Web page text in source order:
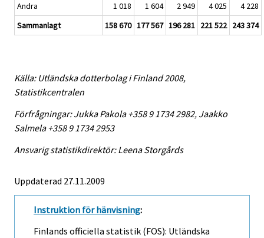
Andra 1 018 1 604 2 949 4 025
4 228
Sammanlagt
158 670 177 567 196 281 221 522 243 374
Källa: Utländska dotterbolag i Finland 2008,
Statistikcentralen
Förfrågningar: Jukka Pakola +358 9 1734 2982, Jaakko
Salmela +358 9 1734 2953
Ansvarig statistikdirektör: Leena Storgårds
Uppdaterad 27.11.2009
Instruktion för hänvisning:
Finlands officiella statistik (FOS): Utländska